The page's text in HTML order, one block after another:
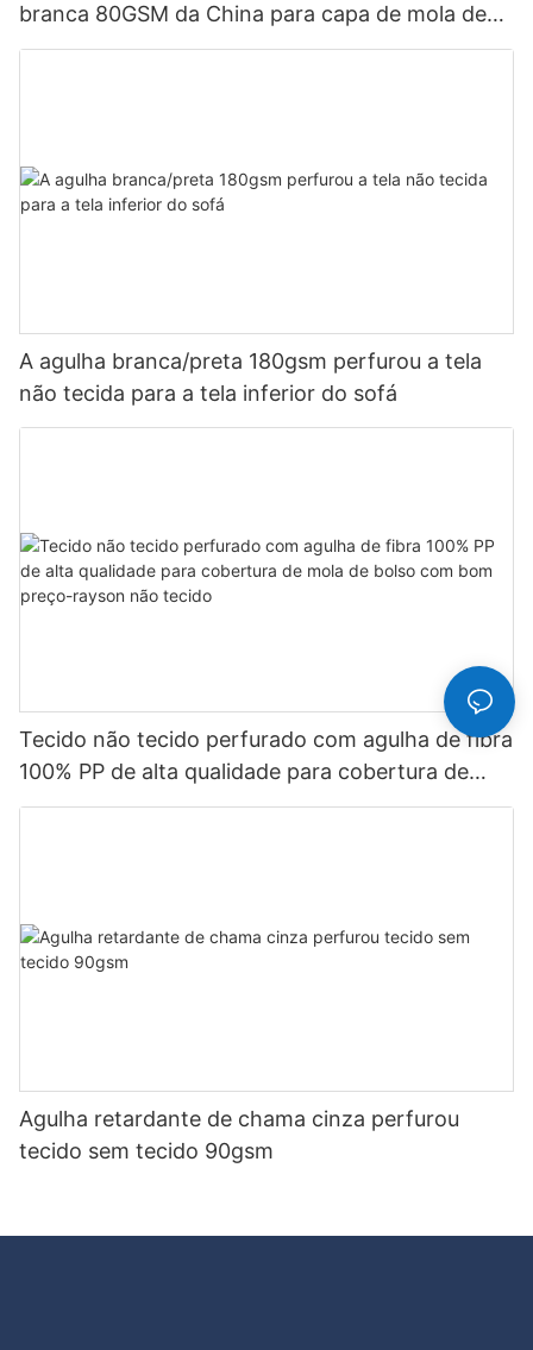
branca 80GSM da China para capa de mola de
bolso Não tecido personalizado-rayson
A agulha branca/preta 180gsm perfurou a tela
não tecida para a tela inferior do sofá
Tecido não tecido perfurado com agulha de fibra
100% PP de alta qualidade para cobertura de
mola de bolso com bom preço-rayson não
Agulha retardante de chama cinza perfurou
tecido sem tecido 90gsm